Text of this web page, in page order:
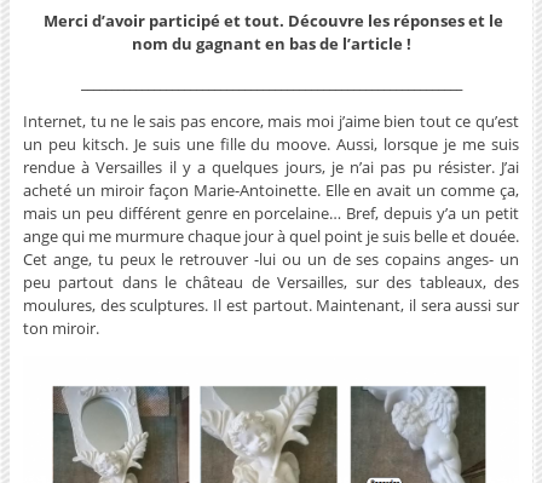
Merci d’avoir participé et tout. Découvre les réponses et le
nom du gagnant en bas de l’article !
Internet, tu ne le sais pas encore, mais moi j’aime bien tout ce qu’est
un peu kitsch. Je suis une fille du moove. Aussi, lorsque je me suis
rendue à Versailles il y a quelques jours, je n’ai pas pu résister. J’ai
acheté un miroir façon Marie-Antoinette. Elle en avait un comme ça,
mais un peu différent genre en porcelaine… Bref, depuis y’a un petit
ange qui me murmure chaque jour à quel point je suis belle et douée.
Cet ange, tu peux le retrouver -lui ou un de ses copains anges- un
peu partout dans le château de Versailles, sur des tableaux, des
moulures, des sculptures. Il est partout. Maintenant, il sera aussi sur
ton miroir.